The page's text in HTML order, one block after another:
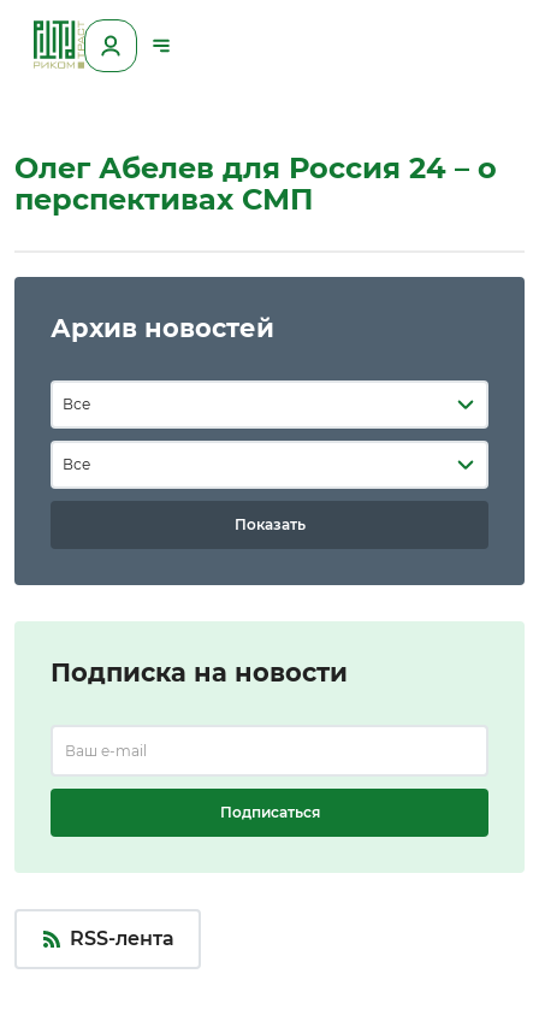
Олег Абелев для Россия 24 – о
перспективах СМП
Архив новостей
Все
Все
Показать
Подписка на новости
Подписаться
RSS-лента